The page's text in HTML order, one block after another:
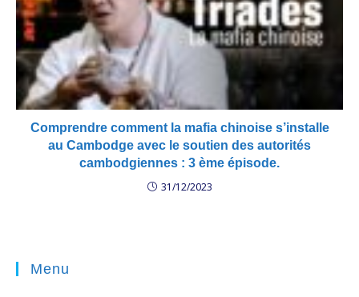
Comprendre comment la mafia chinoise s’installe
au Cambodge avec le soutien des autorités
cambodgiennes : 3 ème épisode.
31/12/2023
Menu